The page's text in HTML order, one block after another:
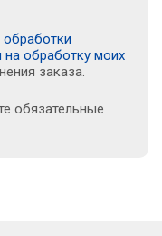
на обработку моих
заказа.
обязательные